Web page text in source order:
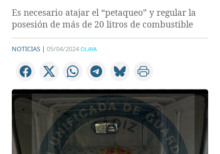
Es necesario atajar el “petaqueo” y regular la
posesión de más de 20 litros de combustible
NOTICIAS | 05/04/2024 OLAYA